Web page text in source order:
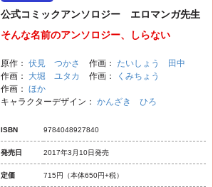
公式コミックアンソロジー エロマンガ先生
そんな名前のアンソロジー、しらない
原作： 伏見 つかさ 作画： たいしょう 田中
作画： 大堀 ユタカ 作画：
くみちょう
作画： ほか
キャラクターデザイン： かんざき ひろ
ISBN 9784048927840
発売日 2017年3月10日発売
定価 715円 （本体650円+税）